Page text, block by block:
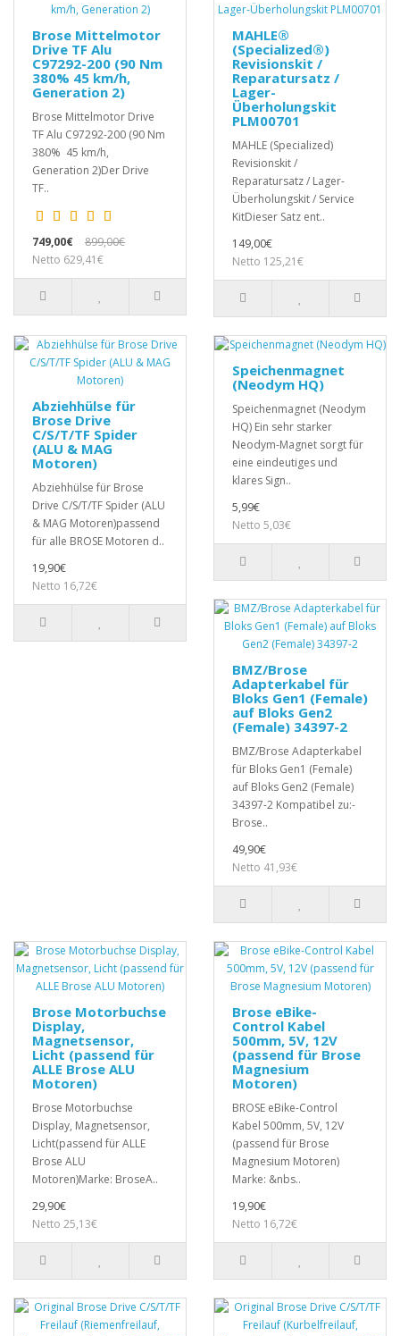
Brose Mittelmotor
Drive TF Alu
C97292-200 (90 Nm
380% 45 km/h,
Generation 2)
Brose Mittelmotor Drive
TF Alu C97292-200 (90 Nm
380% 45 km/h,
Generation 2)Der Drive
TF..
749,00€
899,00€
Netto 629,41€
MAHLE®
(Specialized®)
Revisionskit /
Reparatursatz /
Lager-
Überholungskit
PLM00701
MAHLE (Specialized)
Revisionskit /
Reparatursatz / Lager-
Überholungskit / Service
KitDieser Satz ent..
149,00€
Netto 125,21€
Abziehhülse für
Brose Drive
C/S/T/TF Spider
(ALU & MAG
Motoren)
Abziehhülse für Brose
Drive C/S/T/TF Spider (ALU
& MAG Motoren)passend
für alle BROSE Motoren d..
19,90€
Netto 16,72€
Speichenmagnet
(Neodym HQ)
Speichenmagnet (Neodym
HQ) Ein sehr starker
Neodym-Magnet sorgt für
eine eindeutiges und
klares Sign..
5,99€
Netto 5,03€
BMZ/Brose
Adapterkabel für
Bloks Gen1 (Female)
auf Bloks Gen2
(Female) 34397-2
BMZ/Brose Adapterkabel
für Bloks Gen1 (Female)
auf Bloks Gen2 (Female)
34397-2 Kompatibel zu:-
Brose..
49,90€
Netto 41,93€
Brose Motorbuchse
Display,
Magnetsensor,
Licht (passend für
ALLE Brose ALU
Motoren)
Brose Motorbuchse
Display, Magnetsensor,
Licht(passend für ALLE
Brose ALU
Motoren)Marke: BroseA..
29,90€
Netto 25,13€
Brose eBike-
Control Kabel
500mm, 5V, 12V
(passend für Brose
Magnesium
Motoren)
BROSE eBike-Control
Kabel 500mm, 5V, 12V
(passend für Brose
Magnesium Motoren)
Marke: &nbs..
19,90€
Netto 16,72€